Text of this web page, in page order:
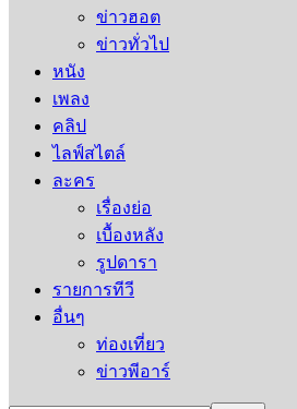
ข่าวฮอต
ข่าวทั่วไป
หนัง
เพลง
คลิป
ไลฟ์สไตล์
ละคร
เรื่องย่อ
เบื้องหลัง
รูปดารา
รายการทีวี
อื่นๆ
ท่องเที่ยว
ข่าวพีอาร์